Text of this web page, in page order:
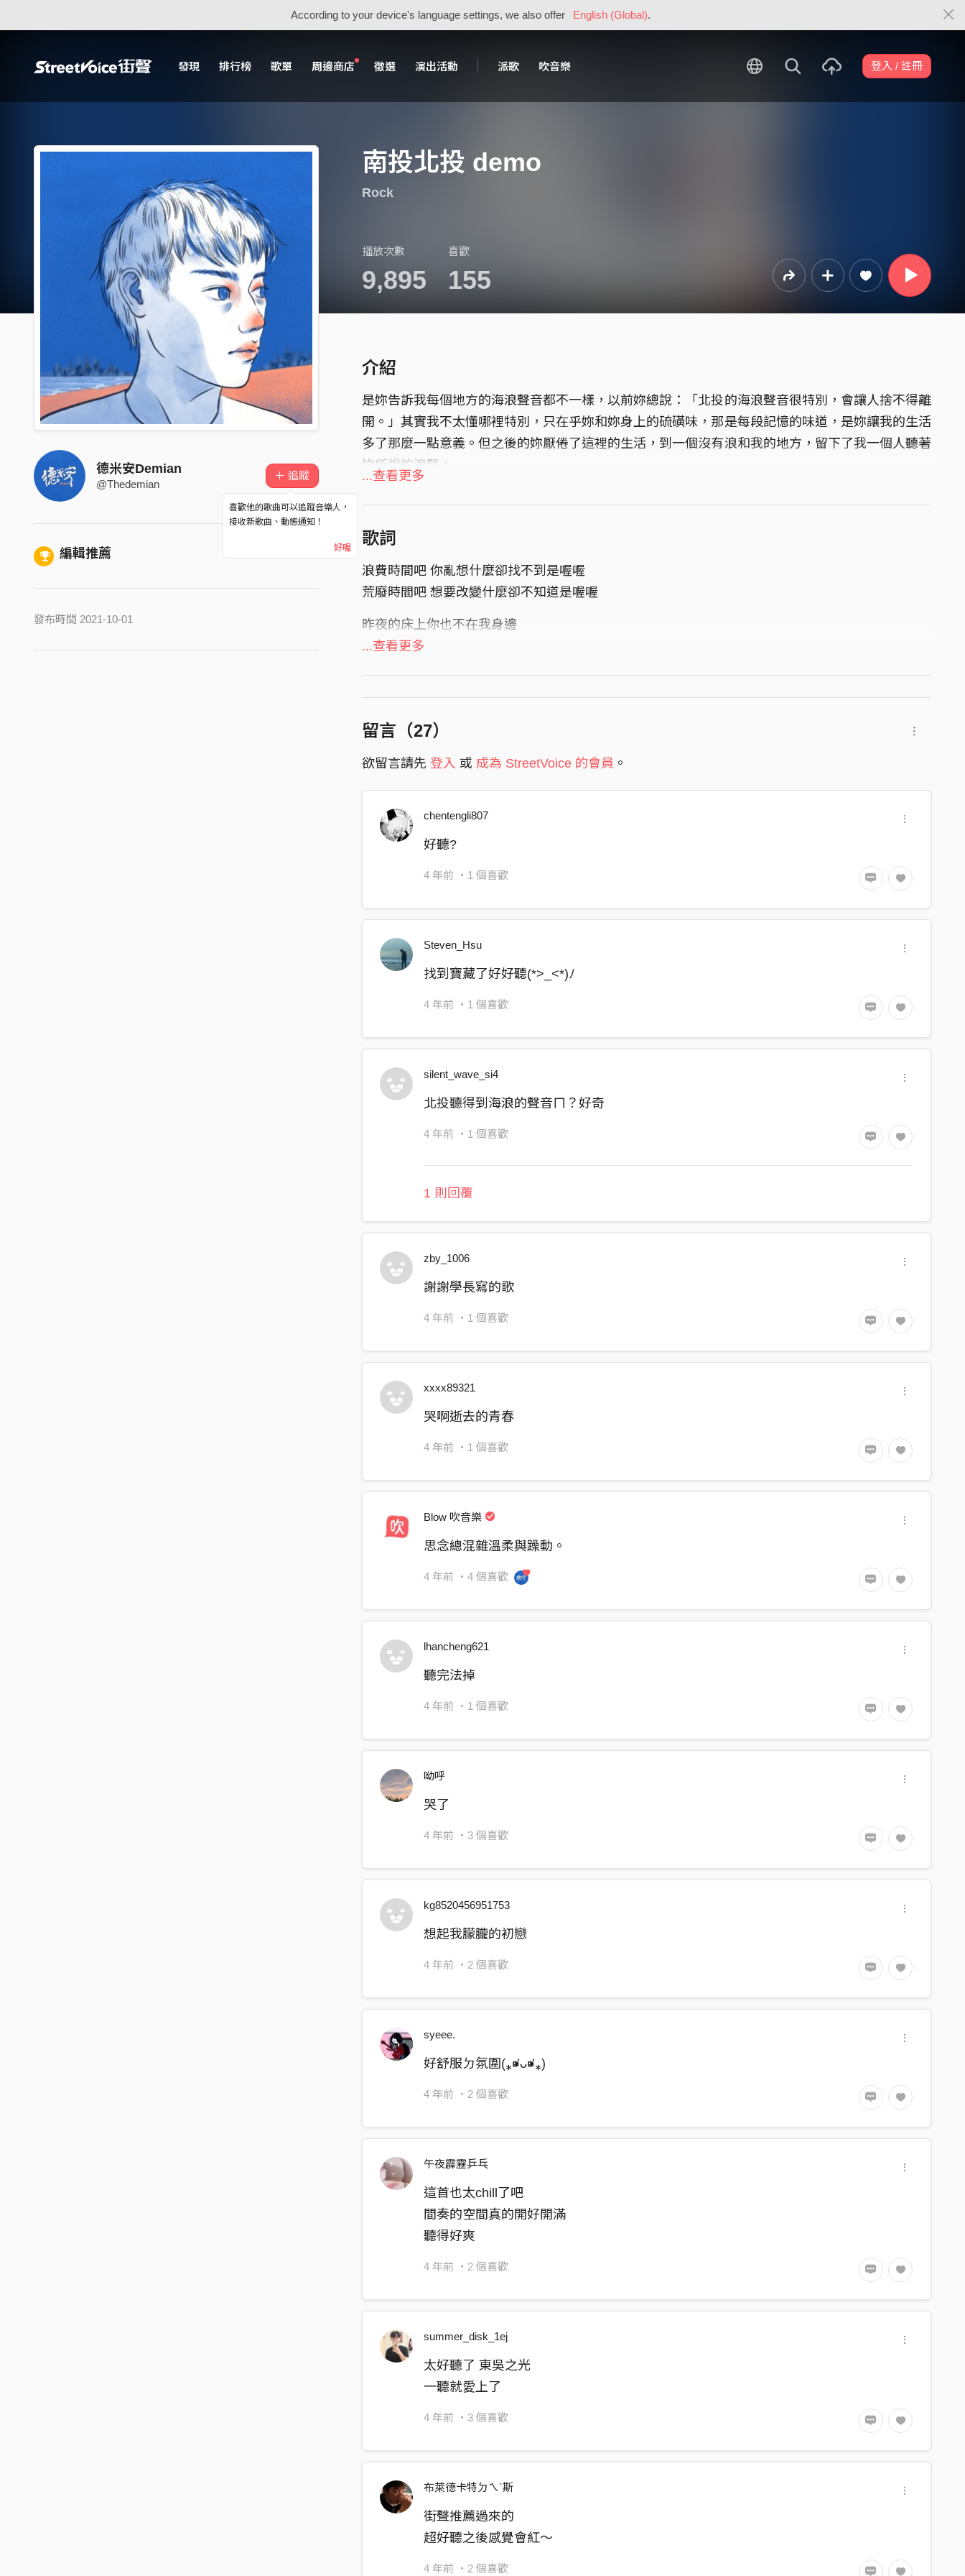
According to your device's language settings, we also offer English (Global).
發現 排行榜 歌單 周邊商店 徵選 演出活動 派歌 吹音樂 登入 / 註冊
南投北投 demo
Rock
播放次數
9,895
喜歡
155
德米安Demian
@Thedemian
＋ 追蹤
喜歡他的歌曲可以追蹤音樂人，
接收新歌曲、動態通知！
好喔
編輯推薦
發布時間 2021-10-01
介紹
是妳告訴我每個地方的海浪聲音都不一樣，以前妳總說：「北投的海浪聲音很特別，會讓人捨不得離
開。」其實我不太懂哪裡特別，只在乎妳和妳身上的硫磺味，那是每段記憶的味道，是妳讓我的生活
多了那麼一點意義。但之後的妳厭倦了這裡的生活，到一個沒有浪和我的地方，留下了我一個人聽著
妳所說的浪聲。
Vocal：謝才紜
Guitar：謝博丞／王凱 / 朱冠宇
Bass：劉冠霆
Drum：林聖荃
製作：德米安／朱冠宇
disigned by 張巧 @chao_0809
...查看更多
歌詞
浪費時間吧 你亂想什麼卻找不到是喔喔
荒廢時間吧 想要改變什麼卻不知道是喔喔
昨夜的床上你也不在我身邊
時間一滴一滴的沖散了我的睡眠
你在南投 我在北投等你
你在南投 我在北投等你
只好抱緊著 我擁有的一切
為了 尋找的快樂
你在南投 我在北投等你
...查看更多
留言（27）
欲留言請先 登入 或 成為 StreetVoice 的會員 。
chentengli807
好聽?
4 年前 ・1 個喜歡
Steven_Hsu
找到寶藏了好好聽(*>_<*)ﾉ
4 年前 ・1 個喜歡
silent_wave_si4
北投聽得到海浪的聲音ㄇ？好奇
4 年前 ・1 個喜歡
1 則回覆
zby_1006
謝謝學長寫的歌
4 年前 ・1 個喜歡
xxxx89321
哭啊逝去的青春
4 年前 ・1 個喜歡
Blow 吹音樂
思念總混雜溫柔與躁動。
4 年前 ・4 個喜歡
lhancheng621
聽完法掉
4 年前 ・1 個喜歡
呦呼
哭了
4 年前 ・3 個喜歡
kg8520456951753
想起我朦朧的初戀
4 年前 ・2 個喜歡
syeee.
好舒服ㄉ氛圍(⁎⁍̴̛ᴗ⁍̴̛⁎)
4 年前 ・2 個喜歡
午夜霹靂乒乓
這首也太chill了吧
間奏的空間真的開好開滿
聽得好爽
4 年前 ・2 個喜歡
summer_disk_1ej
太好聽了 東吳之光
一聽就愛上了
4 年前 ・3 個喜歡
布萊德卡特ㄉㄟˋ斯
街聲推薦過來的
超好聽之後感覺會紅～
4 年前 ・2 個喜歡